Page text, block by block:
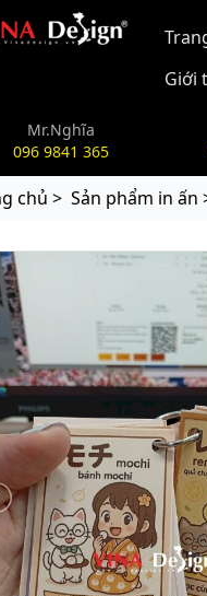
Giới
Mr.Nghĩa
096 9841 365
chủ > Sản phẩm in ấn